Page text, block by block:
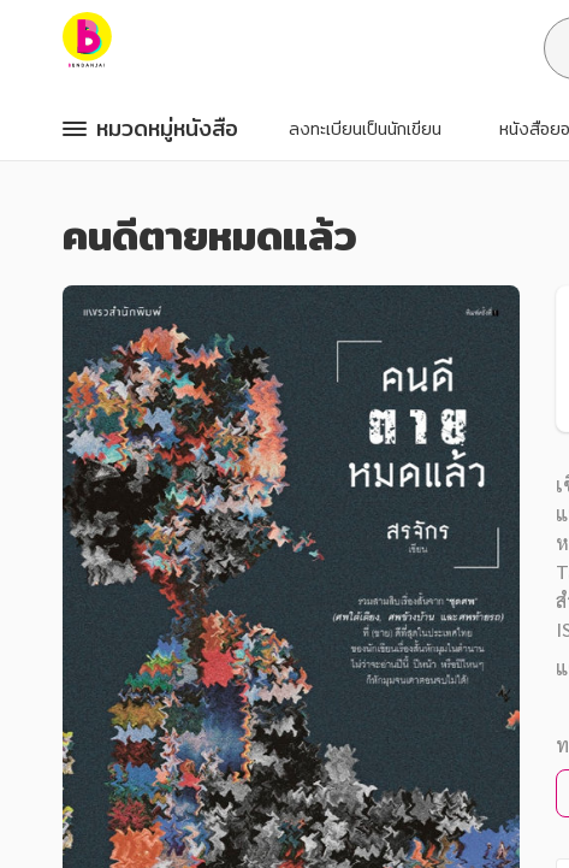
หมวดหมู่หนังสือ
หมวดหมู่ยอดนิยม
หนังสือออกใหม่
หนังสือยอดนิยม
หนังสือเช่า
อีบุ๊กอ่านฟรี
หนังสือเสียง
โปรโมชั่นลดราคา
หมวดหมู่หนังสือ
อาหาร สุขภาพ การแพทย์
ศิลปะ บันเทิง กีฬา ท่องเที่ยว
สังคม วัฒนธรรม การปกครอง ศาสนาและปรัชญา
ศาสนา และปรัชญา
กฎหมาย สัญญา ภาษี
การเงิน การลงทุน บริหาร
นิตยสาร หนังสือพิมพ์
ครอบครัว
วรรณกรรม
หมวดหมู่หนังสือ
หมวดหมู่หนังสือ
หมวดหมู่ยอดนิยม
หนังสือออกใหม่
หนังสือยอดนิยม
หนังสือเช่า
อีบุ๊กอ่านฟรี
หนังสือเสียง
โปรโมชั่นลดราคา
หมวดหมู่หนังสือ
อาหาร สุขภาพ การแพทย์
ศิลปะ บันเทิง กีฬา ท่องเที่ยว
สังคม วัฒนธรรม การปกครอง ศาสนาและปรัชญา
ศาสนา และปรัชญา
กฎหมาย สัญญา ภาษี
การเงิน การลงทุน บริหาร
นิตยสาร หนังสือพิมพ์
ครอบครัว
วรรณกรรม
ลงทะเบียนเป็นนักเขียน หนังสือย
คนดีตายหมดแล้ว